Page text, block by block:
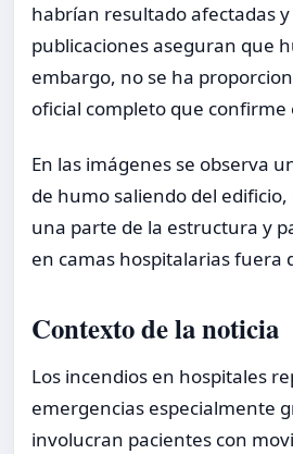
habrían resultado afectadas
publicaciones aseguran que
embargo, no se ha
oficial completo que confirme
En las imágenes se observa
de humo saliendo del edificio,
una parte de la estructura y
en camas hospitalarias fuera
Contexto de la noticia
Los incendios en hospitales
emergencias especialmente
involucran pacientes con